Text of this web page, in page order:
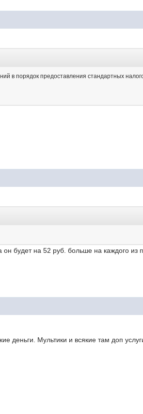
в порядок предоставления стандартных
он будет на 52 руб. больше на каждого из
деньги. Мультики и всякие там доп